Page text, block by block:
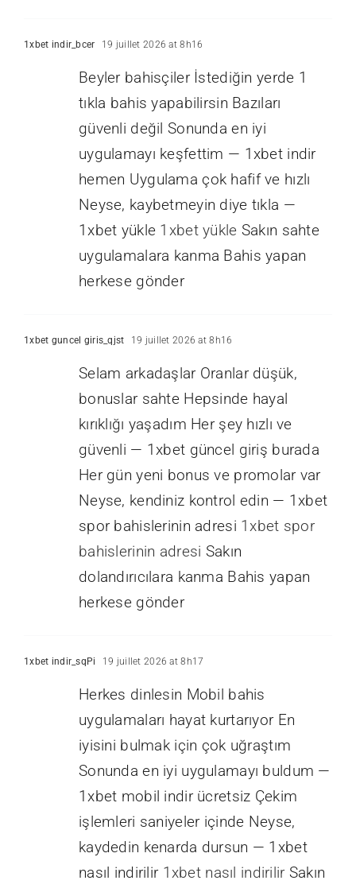
1xbet indir_bcer 19 juillet 2026 at 8h16
Beyler bahisçiler İstediğin yerde 1
tıkla bahis yapabilirsin Bazıları
güvenli değil Sonunda en iyi
uygulamayı keşfettim — 1xbet indir
hemen Uygulama çok hafif ve hızlı
Neyse, kaybetmeyin diye tıkla —
1xbet yükle 1xbet yükle Sakın sahte
uygulamalara kanma Bahis yapan
herkese gönder
1xbet guncel giris_qjst 19 juillet 2026 at 8h16
Selam arkadaşlar Oranlar düşük,
bonuslar sahte Hepsinde hayal
kırıklığı yaşadım Her şey hızlı ve
güvenli — 1xbet güncel giriş burada
Her gün yeni bonus ve promolar var
Neyse, kendiniz kontrol edin — 1xbet
spor bahislerinin adresi 1xbet spor
bahislerinin adresi Sakın
dolandırıcılara kanma Bahis yapan
herkese gönder
1xbet indir_sqPi 19 juillet 2026 at 8h17
Herkes dinlesin Mobil bahis
uygulamaları hayat kurtarıyor En
iyisini bulmak için çok uğraştım
Sonunda en iyi uygulamayı buldum —
1xbet mobil indir ücretsiz Çekim
işlemleri saniyeler içinde Neyse,
kaydedin kenarda dursun — 1xbet
nasıl indirilir 1xbet nasıl indirilir Sakın